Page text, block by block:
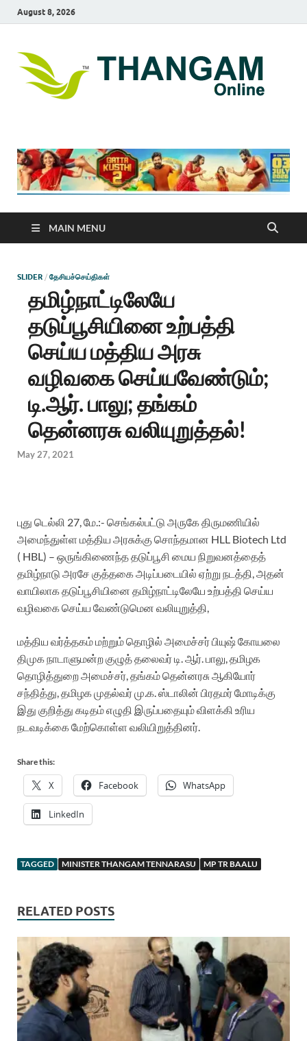
August 8, 2026
MAIN MENU
SLIDER / தேசியச்செய்திகள்
தமிழ்நாட்டிலேயே
தடுப்பூசியினை உற்பத்தி
செய்ய மத்திய அரசு
வழிவகை செய்யவேண்டும்;
டி.ஆர். பாலு; தங்கம்
தென்னரசு வலியுறுத்தல்!
May 27, 2021
புது டெல்லி 27, மே.:- செங்கல்பட்டு அருகே திருமணியில்
அமைந்துள்ள மத்திய அரசுக்கு சொந்தமான HLL Biotech Ltd
( HBL) – ஒருங்கிணைந்த தடுப்பூசி மைய நிறுவனத்தைத்
தமிழ்நாடு அரசே குத்தகை அடிப்படையில் ஏற்று நடத்தி, அதன்
வாயிலாக தடுப்பூசியினை தமிழ்நாட்டிலேயே உற்பத்தி செய்ய
வழிவகை செய்ய வேண்டுமென வலியுறுத்தி,
மத்திய வர்த்தகம் மற்றும் தொழில் அமைச்சர் பியுஷ் கோயலை
திமுக நாடாளுமன்ற குழுத் தலைவர் டி. ஆர். பாலு, தமிழக
தொழித்துறை அமைச்சர், தங்கம் தென்னரசு ஆகியோர்
சந்தித்து, தமிழக முதல்வர் மு.க. ஸ்டாலின் பிரதமர் மோடிக்கு
இது குறித்து கடிதம் எழுதி இருப்பதையும் விளக்கி உரிய
நடவடிக்கை மேற்கொள்ள வலியிறுத்தினர்.
Share this:
X Facebook WhatsApp
LinkedIn
TAGGED MINISTER THANGAM TENNARASU MP TR BAALU
RELATED POSTS